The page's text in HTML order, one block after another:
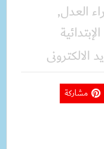
العدل,
الالكترونى
مشاركة